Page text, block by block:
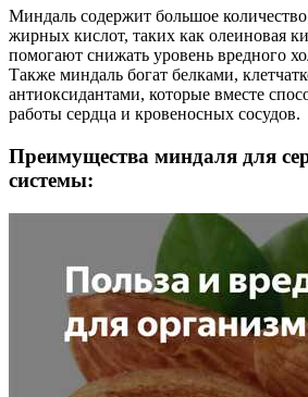
Миндаль содержит большое
жирных кислот, таких как олеиновая
помогают снижать уровень вредного
Также миндаль богат белками,
антиоксидантами, которые вместе
работы сердца и кровеносных сосудов.
Преимущества миндаля для
системы: